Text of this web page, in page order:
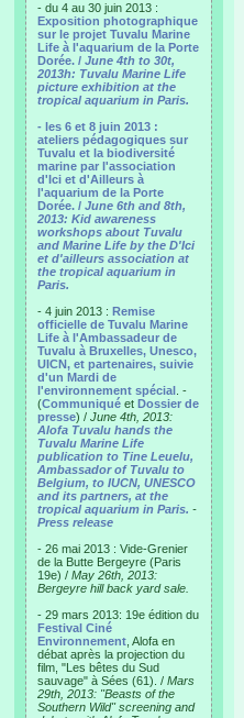
- du 4 au 30 juin 2013 :
Exposition photographique
sur le projet Tuvalu Marine
Life à l'aquarium de la Porte
Dorée. / June 4th to 30t,
2013h: Tuvalu Marine Life
picture exhibition at the
tropical aquarium in Paris.
- les 6 et 8 juin 2013 :
ateliers pédagogiques sur
Tuvalu et la biodiversité
marine par l'association
d'Ici et d'Ailleurs à
l'aquarium de la Porte
Dorée. / June 6th and 8th,
2013: Kid awareness
workshops about Tuvalu
and Marine Life by the D'Ici
et d'ailleurs association at
the tropical aquarium in
Paris.
- 4 juin 2013 : Remise
officielle de Tuvalu Marine
Life à l'Ambassadeur de
Tuvalu à Bruxelles, Unesco,
UICN, et partenaires, suivie
d'un Mardi de
l'environnement spécial . -
(Communiqué et Dossier de
presse) / June 4th, 2013:
Alofa Tuvalu hands the
Tuvalu Marine Life
publication to Tine Leuelu,
Ambassador of Tuvalu to
Belgium, to IUCN, UNESCO
and its partners, at the
tropical aquarium in Paris. -
Press release
- 26 mai 2013 : Vide-Grenier
de la Butte Bergeyre (Paris
19e) / May 26th, 2013:
Bergeyre hill back yard sale.
- 29 mars 2013: 19e édition du
Festival Ciné
Environnement , Alofa en
débat après la projection du
film, "Les bêtes du Sud
sauvage" à Sées (61). / Mars
29th, 2013: "Beasts of the
Southern Wild" screening and